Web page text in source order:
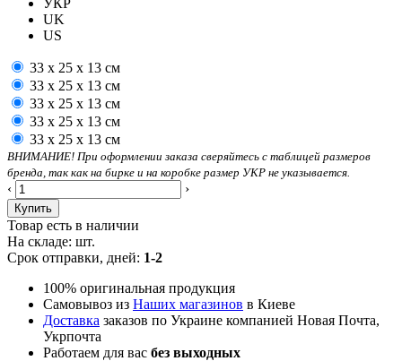
UK
US
33 х 25 х 13 см
33 х 25 х 13 см
33 х 25 х 13 см
33 х 25 х 13 см
33 х 25 х 13 см
ВНИМАНИЕ! При оформлении заказа сверяйтесь с таблицей размеров
бренда, так как на бирке и на коробке размер УКР не указывается.
‹ ›
Купить
Товар есть в наличии
На складе: шт.
Срок отправки, дней: 1-2
100% оригинальная продукция
Самовывоз из Наших магазинов в Киеве
Доставка заказов по Украине компанией Новая Почта,
Укрпочта
Работаем для вас без выходных